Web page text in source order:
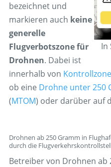
In
bezeichnet und
markieren auch keine
generelle
Flugverbotszone für
Drohnen. Dabei ist
innerhalb von
ob eine Drohne unter 250
(MTOM) oder darüber auf
Drohnen ab 250 Gramm in
durch die
Betreiber von Drohnen ab